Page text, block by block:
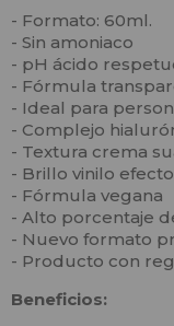
- Formato: 60ml.
- Sin amoniaco
- pH ácido
- Fórmula
- Ideal para
- Complejo
- Textura crema
- Brillo vinilo
- Fórmula vegana
- Alto porcentaje
- Nuevo formato
- Producto con
Beneficios: